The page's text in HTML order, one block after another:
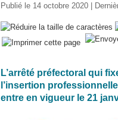
Publié le 14 octobre 2020 |
L’arrêté préfectoral qui
l’insertion
entre en vigueur le 21